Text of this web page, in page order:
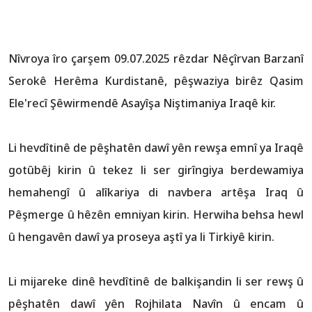
Nîvroya îro çarşem 09.07.2025 rêzdar Nêçîrvan Barzanî
Serokê Herêma Kurdistanê, pêşwaziya birêz Qasim
Ele'recî Şêwirmendê Asayîşa Niştimaniya Iraqê kir.
Li hevdîtinê de pêşhatên dawî yên rewşa emnî ya Iraqê
gotûbêj kirin û tekez li ser girîngiya berdewamiya
hemahengî û alîkariya di navbera artêşa Iraq û
Pêşmerge û hêzên emniyan kirin. Herwiha behsa hewl
û hengavên dawî ya proseya aştî ya li Tirkiyê kirin.
Li mijareke dinê hevdîtinê de balkişandin li ser rewş û
pêşhatên dawî yên Rojhilata Navîn û encam û